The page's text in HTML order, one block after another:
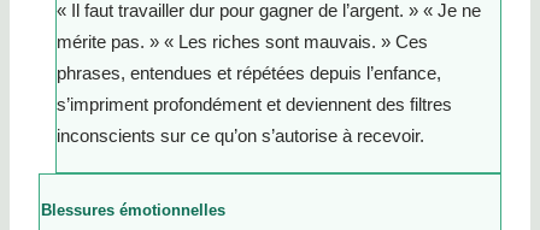
« Il faut travailler dur pour gagner de l’argent. » « Je ne
mérite pas. » « Les riches sont mauvais. » Ces
phrases, entendues et répétées depuis l’enfance,
s’impriment profondément et deviennent des filtres
inconscients sur ce qu’on s’autorise à recevoir.
Blessures émotionnelles